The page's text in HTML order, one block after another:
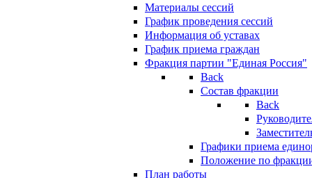
Материалы сессий
График проведения сессий
Информация об уставах
График приема граждан
Фракция партии "Единая Россия"
Back
Состав фракции
Back
Графики приема
Положение по
План работы